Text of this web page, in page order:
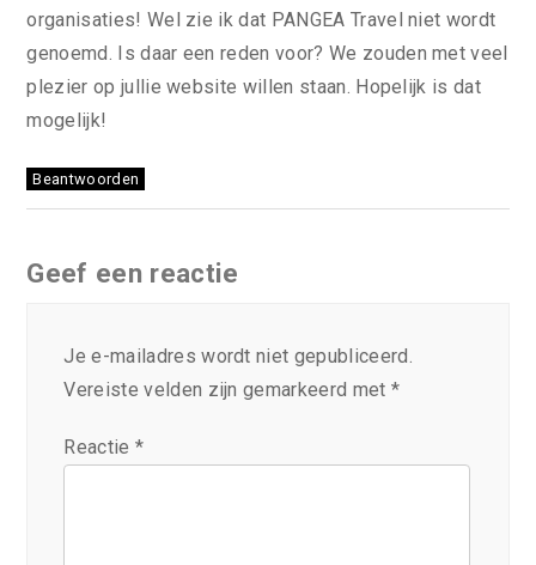
organisaties! Wel zie ik dat PANGEA Travel niet wordt
genoemd. Is daar een reden voor? We zouden met veel
plezier op jullie website willen staan. Hopelijk is dat
mogelijk!
Beantwoorden
Geef een reactie
Je e-mailadres wordt niet gepubliceerd.
Vereiste velden zijn gemarkeerd met *
Reactie *